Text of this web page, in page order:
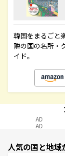
韓国をまるごと
隣の国の名所・
イド。
AD
AD
人気の国と地域